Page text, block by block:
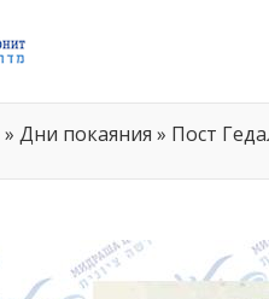
» Дни покаяния » Пост